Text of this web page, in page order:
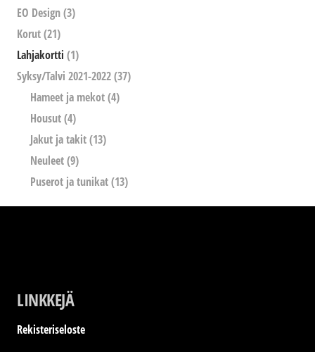
EO Design(3)
Korut(21)
Lahjakortti (1)
Syksy/Talvi 2021-2022(37)
Hameet ja mekot(4)
Housut(4)
Jakut ja takit(13)
Neuleet(9)
Puserot ja tunikat(13)
LINKKEJÄ
Rekisteriseloste